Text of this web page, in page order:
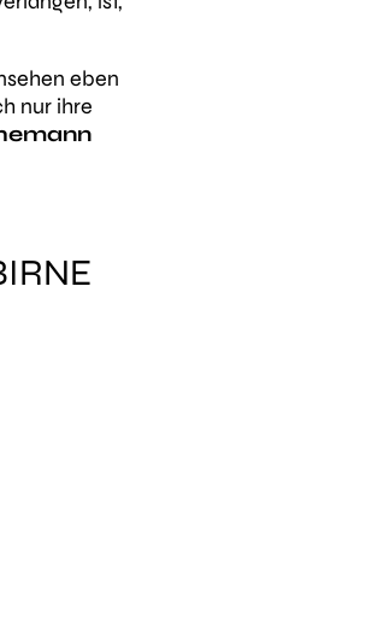
eben
nur ihre